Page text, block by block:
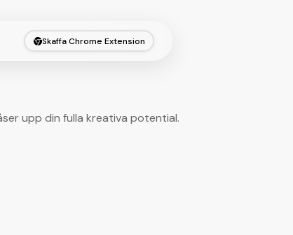
Skaffa Chrome Extension
upp din fulla kreativa potential.